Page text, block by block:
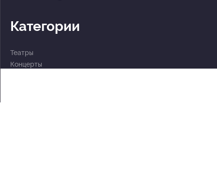
Категории
Театры
Концерты